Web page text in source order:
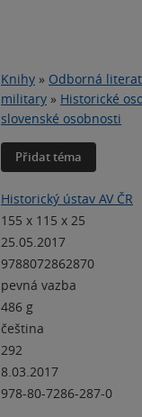
Knihy » Odborná
military » Historické
slovenské osobnosti
Přidat téma
Historický ústav AV ČR
155 x 115 x 25
25.05.2017
9788072862870
pevná vazba
486 g
čeština
292
8.03.2017
978-80-7286-287-0